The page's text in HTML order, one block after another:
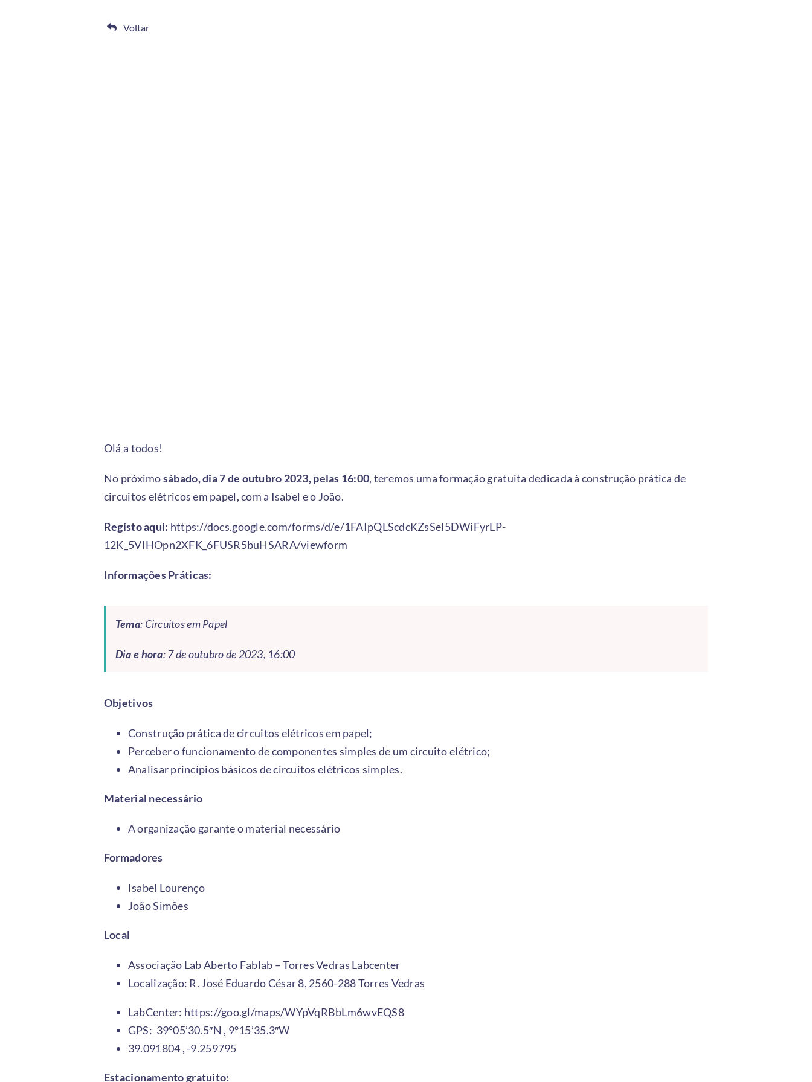
Voltar
Olá a todos!
No próximosábado, dia 7 de outubro 2023, pelas 16:00, teremos uma formação gratuita dedicada à construção prática de
circuitos elétricos em papel, com a Isabel e o João.
Registo aqui: https://docs.google.com/forms/d/e/1FAIpQLScdcKZsSel5DWiFyrLP-
12K_5VIHOpn2XFK_6FUSR5buHSARA/viewform
Informações Práticas:
Tema: Circuitos em Papel
Dia e hora: 7 de outubro de 2023, 16:00
Objetivos
Construção prática de circuitos elétricos em papel;
Perceber o funcionamento de componentes simples de um circuito elétrico;
Analisar princípios básicos de circuitos elétricos simples.
Material necessário
A organização garante o material necessário
Formadores
Isabel Lourenço
João Simões
Local
Associação Lab Aberto Fablab – Torres Vedras Labcenter
Localização: R. José Eduardo César 8, 2560-288 Torres Vedras
LabCenter: https://goo.gl/maps/WYpVqRBbLm6wvEQS8
GPS: 39°05’30.5″N , 9°15’35.3″W
39.091804 , -9.259795
Estacionamento gratuito: